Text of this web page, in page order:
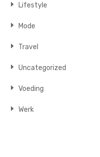
Lifestyle
Mode
Travel
Uncategorized
Voeding
Werk